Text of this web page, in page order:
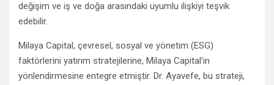
değişim ve iş ve doğa arasındaki uyumlu ilişkiyi teşvik
edebilir.
Milaya Capital, çevresel, sosyal ve yönetim (ESG)
faktörlerini yatırım stratejilerine, Milaya Capital’in
yönlendirmesine entegre etmiştir. Dr. Ayavefe, bu strateji,